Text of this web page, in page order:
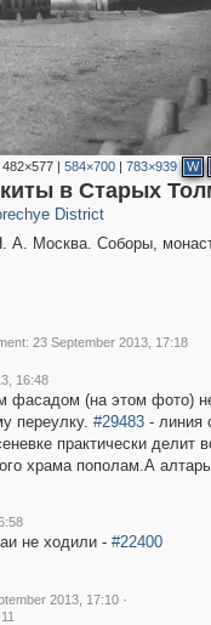
482×577 |584×700 |783×939 W
в Старых
District
211
А. Москва. Соборы,
23 September 2013, 17:18
16:48
фасадом (на этом фото)
переулку. #29483- линия
практически делит
храма пополам.А алтарь
не ходили - #22400
2013, 17:10 ·